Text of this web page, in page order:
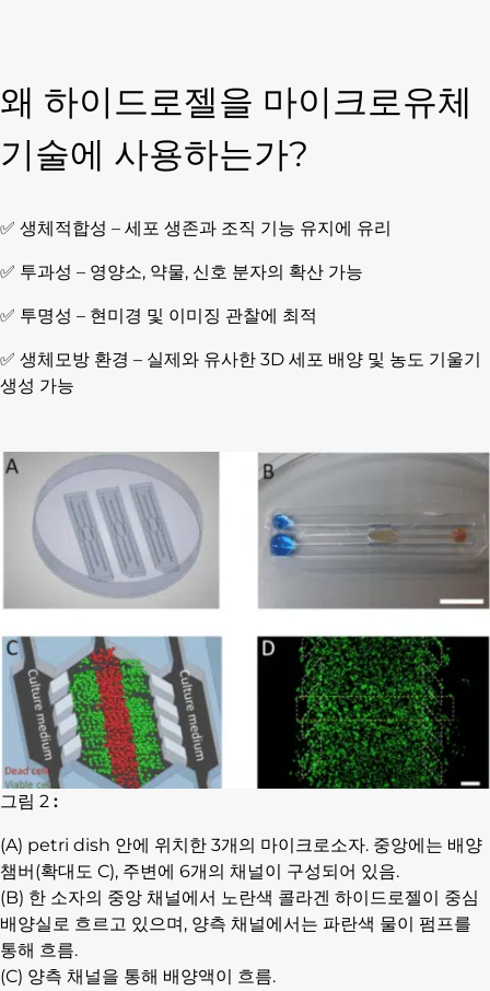
왜 하이드로젤을 마이크로유체
기술에 사용하는가?
✅ 생체적합성 – 세포 생존과 조직 기능 유지에 유리
✅ 투과성 – 영양소, 약물, 신호 분자의 확산 가능
✅ 투명성 – 현미경 및 이미징 관찰에 최적
✅ 생체모방 환경 – 실제와 유사한 3D 세포 배양 및 농도 기울기
생성 가능
그림 2 :
(A) petri dish 안에 위치한 3개의 마이크로소자. 중앙에는 배양
챔버(확대도 C), 주변에 6개의 채널이 구성되어 있음.
(B) 한 소자의 중앙 채널에서 노란색 콜라겐 하이드로젤이 중심
배양실로 흐르고 있으며, 양측 채널에서는 파란색 물이 펌프를
통해 흐름.
(C) 양측 채널을 통해 배양액이 흐름.